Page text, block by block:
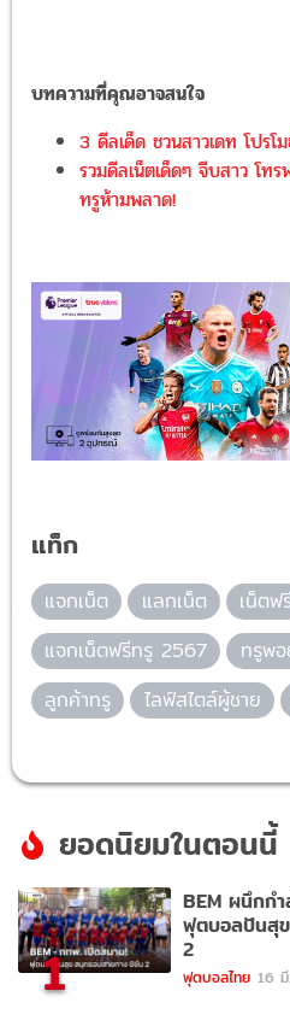
บทความที่คุณอาจสนใจ
3 ดีลเด็ด ชวนสาวเดท โปร
รวมดีลเน็ตเด็ดๆ จีบสาว โท
ทรูห้ามพลาด!
แท็ก
แจกเน็ต แลกเน็ต เน็ตฟ
แจกเน็ตฟรีทรู 2567
ทรูพ
ลูกค้าทรู
ไลฟ์สไตล์ผู้ชาย
ยอดนิยมในตอนนี้
1
BEM ผนึกก
ฟุตบอลปันสุ
2
ฟุตบอลไทย 16